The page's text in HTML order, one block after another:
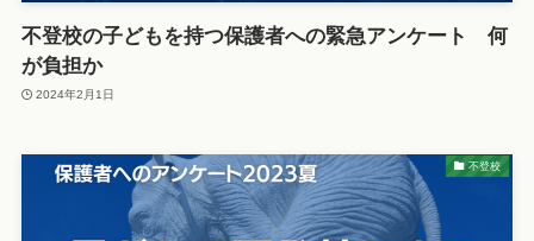
不登校の子どもを持つ保護者への緊急アンケート 何
が負担か
2024年2月1日
不登校